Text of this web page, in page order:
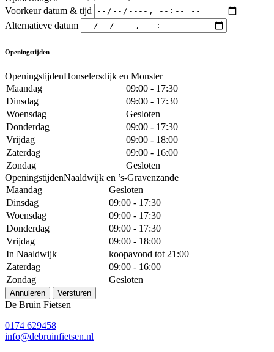
Voorkeur datum & tijd
Alternatieve datum
Openingstijden
OpeningstijdenHonselersdijk en Monster
Maandag
09:00 - 17:30
Dinsdag
09:00 - 17:30
Woensdag
Gesloten
Donderdag
09:00 - 17:30
Vrijdag
09:00 - 18:00
Zaterdag
09:00 - 16:00
Zondag
Gesloten
OpeningstijdenNaaldwijk en ’s-Gravenzande
Maandag
Gesloten
Dinsdag
09:00 - 17:30
Woensdag
09:00 - 17:30
Donderdag
09:00 - 17:30
Vrijdag
09:00 - 18:00
In Naaldwijk
koopavond tot 21:00
Zaterdag
09:00 - 16:00
Zondag
Gesloten
Annuleren Versturen
De Bruin Fietsen
0174 629458
info@debruinfietsen.nl